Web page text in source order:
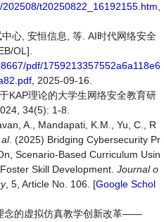
t20250822_16192155.htm
心, 安恒信息, 等. AI时代网络安全
OL].
pdf/1759213357552a6a118e6
, 2025-09-16.
KAP理论的大学生网络安全教育研
34(5): 1-8.
A., Mandapati, K.M., Yu, C., R
. (2025) Bridging Cybersecurity Pr
Scenario-Based Curriculum Usin
Skill Development. Journal o
, 5, Article No. 106. [Google Schol
念的虚拟仿真教学创新改革——